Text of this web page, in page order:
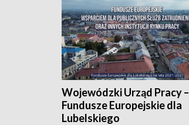
Wojewódzki Urząd Pracy –
Fundusze Europejskie dla
Lubelskiego